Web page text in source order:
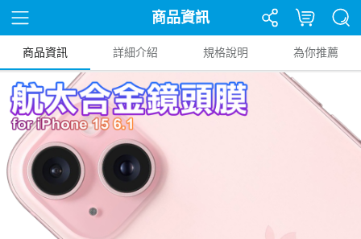
商品資訊
商品資訊 詳細介紹 規格說明 為你推薦